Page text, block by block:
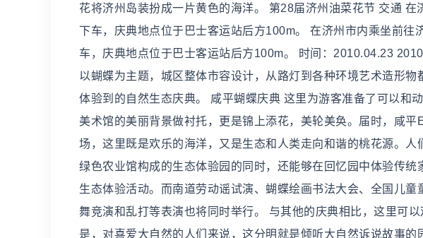
花将济州岛装扮成一片黄色的海洋。 第28届济州油菜花节 交通
下车，庆典地点位于巴士客运站后方100m。 在济州市内乘坐前往
车，庆典地点位于巴士客运站后方100m。 时间：2010.04.23
以蝴蝶为主题，城区整体市容设计，从路灯到各种环境艺术造形
体验到的自然生态庆典。 咸平蝴蝶庆典 这里为游客准备了可以和
美术馆的美丽背景做衬托，更是锦上添花，美轮美奂。届时，咸
场，这里既是欢乐的海洋，又是生态和人类走向和谐的桃花源。
绿色农业馆构成的生态体验园的同时，还能够在回忆园中体验传
生态体验活动。而南道劳动谣试演、蝴蝶绘画书法大会、全国儿
舞竞演和乱打等表演也将同时举行。 与其他的庆典相比，这里可
是，对喜爱大自然的人们来说，这分明就是倾听大自然诉说故事